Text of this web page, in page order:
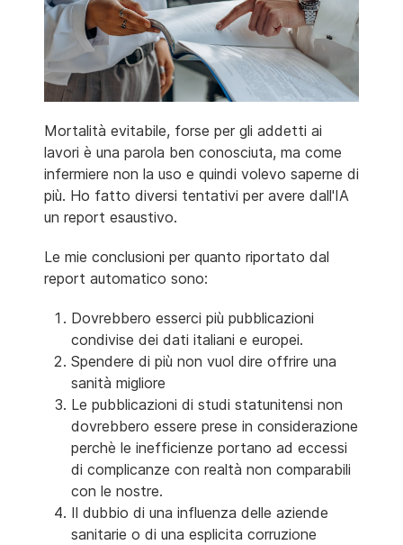
Mortalità evitabile, forse per gli addetti ai
lavori è una parola ben conosciuta, ma come
infermiere non la uso e quindi volevo saperne di
più. Ho fatto diversi tentativi per avere dall'IA
un report esaustivo.
Le mie conclusioni per quanto riportato dal
report automatico sono:
Dovrebbero esserci più pubblicazioni
condivise dei dati italiani e europei.
Spendere di più non vuol dire offrire una
sanità migliore
Le pubblicazioni di studi statunitensi non
dovrebbero essere prese in considerazione
perchè le inefficienze portano ad eccessi
di complicanze con realtà non comparabili
con le nostre.
Il dubbio di una influenza delle aziende
sanitarie o di una esplicita corruzione